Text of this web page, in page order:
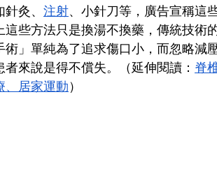
灸、 注射、小針刀等，廣告宣稱這
些方法只是換湯不換藥，傳統技術
」單純為了追求傷口小，而忽略減
來說是得不償失。（延伸閱讀： 脊
、居家運動 ）